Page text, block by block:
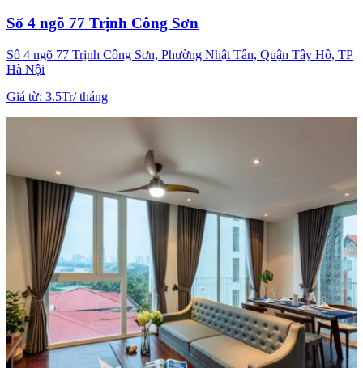
Số 4 ngõ 77 Trịnh Công Sơn
Số 4 ngõ 77 Trịnh Công Sơn, Phường Nhật Tân, Quận Tây Hồ, TP
Hà Nội
Giá từ: 3.5Tr/tháng